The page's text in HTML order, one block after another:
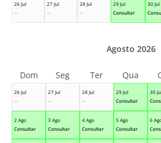
26 Jul
--
27 Jul
--
28 Jul
--
29 Jul
Consultar
30 Jul
26 Jul
--
27 Jul
--
28 Jul
--
29 Jul
Consultar
30
2 Ago
Consultar
3 Ago
Consultar
4 Ago
Consultar
5 Ago
Consultar
6
Agosto 2026
Dom Seg Ter Qua